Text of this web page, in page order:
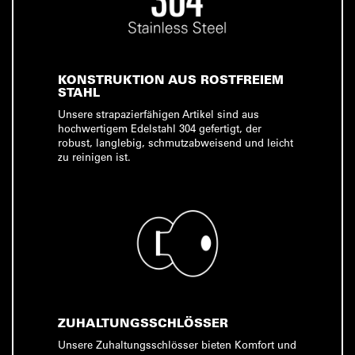
KONSTRUKTION AUS ROSTFREIEM
STAHL
Unsere strapazierfähigen Artikel sind aus
hochwertigem Edelstahl 304 gefertigt, der
robust, langlebig, schmutzabweisend und leicht
zu reinigen ist.
ZUHALTUNGSSCHLÖSSER
Unsere Zuhaltungsschlösser bieten Komfort und